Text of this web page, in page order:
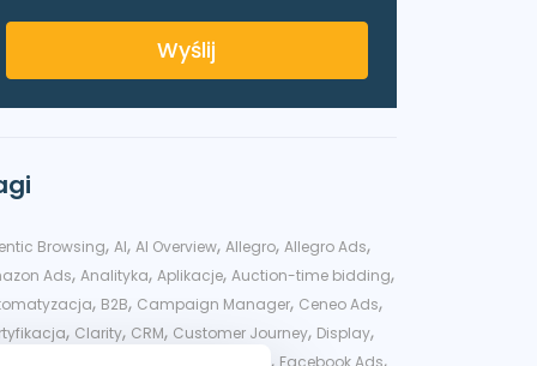
Wyślij
Browsing, AI, AI Overview, Allegro, Allegro Ads,
Ads, Analityka, Aplikacje, Auction-time bidding,
, B2B, Campaign Manager, Ceneo Ads,
, Clarity, CRM, Customer Journey, Display,
Facebook Ads